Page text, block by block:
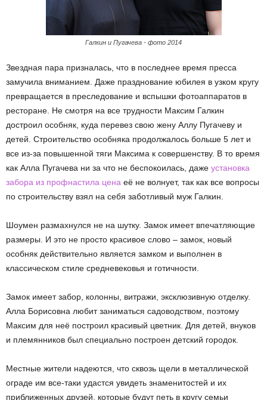
Галкин и Пугачева - фото 2014
Звездная пара призналась, что в последнее время пресса
замучила вниманием. Даже празднование юбилея в узком кругу
превращается в преследование и вспышки фотоаппаратов в
ресторане. Не смотря на все трудности Максим Галкин
достроил особняк, куда перевез свою жену Аллу Пугачеву и
детей. Строительство особняка продолжалось больше 5 лет и
все из-за повышенной тяги Максима к совершенству. В то время
как Алла Пугачева ни за что не беспокоилась, даже установка
забора из профнастила цена её не волнует, так как все вопросы
по строительству взял на себя заботливый муж Галкин.
Шоумен размахнулся не на шутку. Замок имеет впечатляющие
размеры. И это не просто красивое слово – замок, новый
особняк действительно является замком и выполнен в
классическом стиле средневековья и готичности.
Замок имеет забор, колонны, витражи, эксклюзивную отделку.
Алла Борисовна любит заниматься садоводством, поэтому
Максим для неё построил красивый цветник. Для детей, внуков
и племянников был специально построен детский городок.
Местные жители надеются, что сквозь щели в металлической
ограде им все-таки удастся увидеть знаменитостей и их
приближенных друзей, которые будут петь в кругу семьи